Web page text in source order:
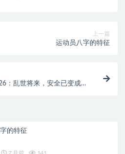
上一篇
运动员八字的特征
：乱世将来，安全已变成最
的特征